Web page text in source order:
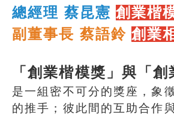
總經理 蔡昆憲 創業楷
副董事長 蔡語鈴 創業
「創業楷模獎」與「創
是一組密不可分的獎座，象
的推手；彼此間的互助合作